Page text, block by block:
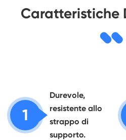
Caratteristiche
1
Durevole,
resistente allo
strappo di
supporto.